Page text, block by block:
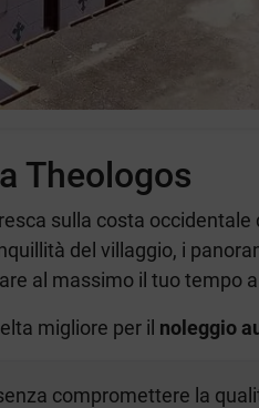
Theologos
sulla costa
del villaggio, i
al massimo il tuo tempo
migliore per il noleggio
compromettere la